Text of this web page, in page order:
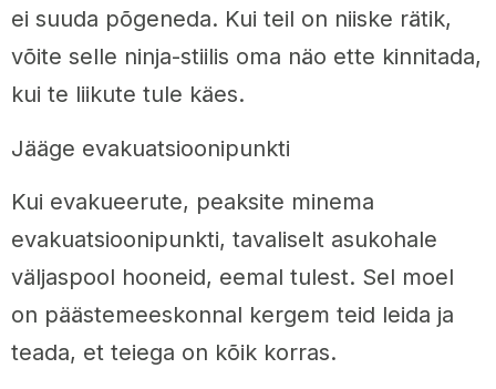
ei suuda põgeneda. Kui teil on niiske rätik,
võite selle ninja-stiilis oma näo ette kinnitada,
kui te liikute tule käes.
Jääge evakuatsioonipunkti
Kui evakueerute, peaksite minema
evakuatsioonipunkti, tavaliselt asukohale
väljaspool hooneid, eemal tulest. Sel moel
on päästemeeskonnal kergem teid leida ja
teada, et teiega on kõik korras.